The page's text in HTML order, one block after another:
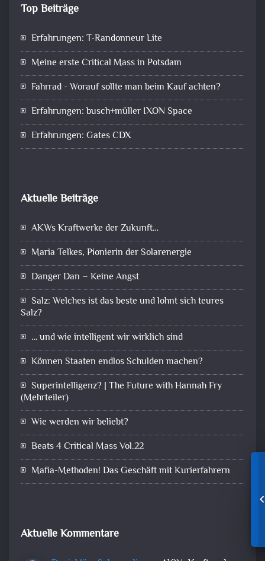
Top Beiträge
Erfahrungen: T-Randonneur Lite
Meine erste Critical Mass in Potsdam
Fahrrad - Worauf sollte man beim Kauf achten?
Erfahrungen: busch+müller IXON Space
Erfahrungen: Gates CDX
Aktuelle Beiträge
AKWs Kraftwerke der Zukunft…
Maria Telkes, Pionierin der Solarenergie
Danger Dan – Keine Angst
Salz: Welches ist das beste und lohnt sich teures
Salz?
… und wie intelligent wir wirklich sind
Können Staaten endlos Schulden machen?
Superintelligenz? | The Future with Hannah Fry
(Mehrteiler)
Wie werden wir beliebt?
Beats 4 Critical Mass Vol.22
Mafia-Methoden! Das Geschäft mit Kurierfahrern
Aktuelle Kommentare